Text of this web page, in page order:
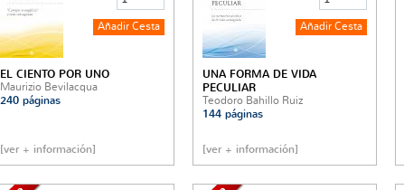
EL CIENTO POR UNO
Maurizio Bevilacqua
240 páginas
[ver + información]
UNA FORMA DE VIDA
PECULIAR
Teodoro Bahillo Ruiz
144 páginas
[ver + información]